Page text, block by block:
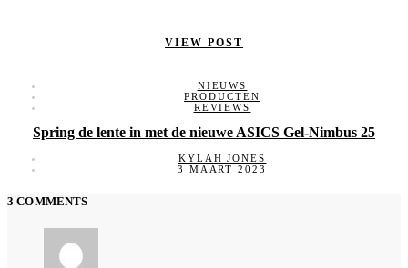
VIEW POST
NIEUWS
PRODUCTEN
REVIEWS
Spring de lente in met de nieuwe ASICS Gel-Nimbus 25
KYLAH JONES
3 MAART 2023
3 COMMENTS